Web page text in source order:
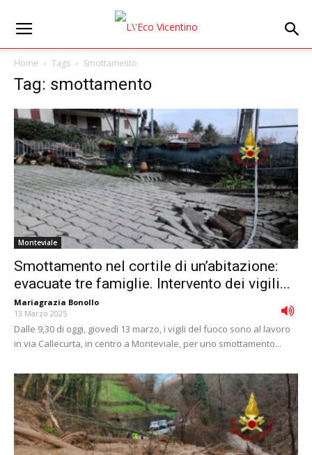
Home Tags Smottamento
Tag: smottamento
Monteviale
Smottamento nel cortile di un’abitazione:
evacuate tre famiglie. Intervento dei vigili...
Mariagrazia Bonollo -
13 Marzo 2025
Dalle 9,30 di oggi, giovedì 13 marzo, i vigili del fuoco sono al lavoro
in via Callecurta, in centro a Monteviale, per uno smottamento...